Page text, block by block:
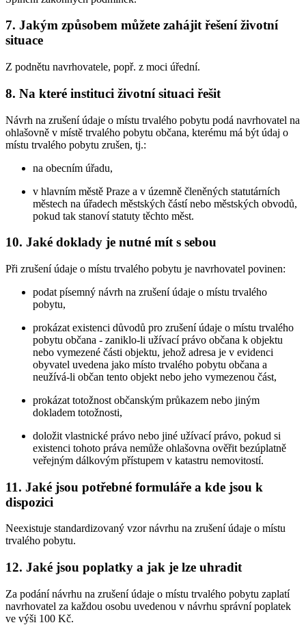
7. Jakým způsobem můžete zahájit řešení životní
situace
Z podnětu navrhovatele, popř. z moci úřední.
8. Na které instituci životní situaci řešit
Návrh na zrušení údaje o místu trvalého pobytu podá navrhovatel na
ohlašovně v místě trvalého pobytu občana, kterému má být údaj o
místu trvalého pobytu zrušen, tj.:
na obecním úřadu,
v hlavním městě Praze a v územně členěných statutárních
městech na úřadech městských částí nebo městských obvodů,
pokud tak stanoví statuty těchto měst.
10. Jaké doklady je nutné mít s sebou
Při zrušení údaje o místu trvalého pobytu je navrhovatel povinen:
podat písemný návrh na zrušení údaje o místu trvalého
pobytu,
prokázat existenci důvodů pro zrušení údaje o místu trvalého
pobytu občana - zaniklo-li užívací právo občana k objektu
nebo vymezené části objektu, jehož adresa je v evidenci
obyvatel uvedena jako místo trvalého pobytu občana a
neužívá-li občan tento objekt nebo jeho vymezenou část,
prokázat totožnost občanským průkazem nebo jiným
dokladem totožnosti,
doložit vlastnické právo nebo jiné užívací právo, pokud si
existenci tohoto práva nemůže ohlašovna ověřit bezúplatně
veřejným dálkovým přístupem v katastru nemovitostí.
11. Jaké jsou potřebné formuláře a kde jsou k
dispozici
Neexistuje standardizovaný vzor návrhu na zrušení údaje o místu
trvalého pobytu.
12. Jaké jsou poplatky a jak je lze uhradit
Za podání návrhu na zrušení údaje o místu trvalého pobytu zaplatí
navrhovatel za každou osobu uvedenou v návrhu správní poplatek
ve výši 100 Kč.